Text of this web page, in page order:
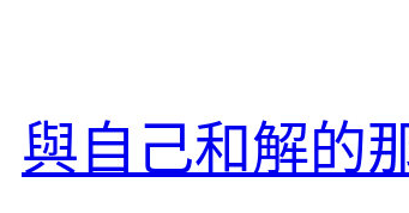
與自己和解的